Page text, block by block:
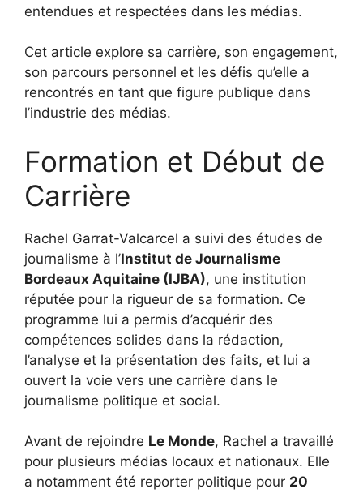
entendues et respectées dans les médias.
Cet article explore sa carrière, son engagement,
son parcours personnel et les défis qu’elle a
rencontrés en tant que figure publique dans
l’industrie des médias.
Formation et Début de
Carrière
Rachel Garrat-Valcarcel a suivi des études de
journalisme à l’Institut de Journalisme
Bordeaux Aquitaine (IJBA), une institution
réputée pour la rigueur de sa formation. Ce
programme lui a permis d’acquérir des
compétences solides dans la rédaction,
l’analyse et la présentation des faits, et lui a
ouvert la voie vers une carrière dans le
journalisme politique et social.
Avant de rejoindre Le Monde, Rachel a travaillé
pour plusieurs médias locaux et nationaux. Elle
a notamment été reporter politique pour 20